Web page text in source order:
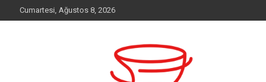
to
Cumartesi, Ağustos 8, 2026